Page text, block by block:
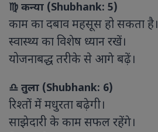
♍ कन्या (Shubhank: 5)
काम का दबाव महसूस हो सकता है।
स्वास्थ्य का विशेष ध्यान रखें।
योजनाबद्ध तरीके से आगे बढ़ें।
♎ तुला (Shubhank: 6)
रिश्तों में मधुरता बढ़ेगी।
साझेदारी के काम सफल रहेंगे।